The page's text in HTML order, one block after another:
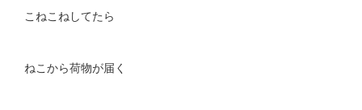
こねこねしてたら
ねこから荷物が届く